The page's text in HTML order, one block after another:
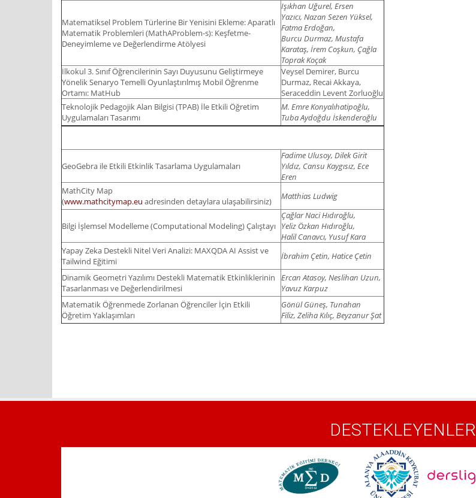
Matematiksel Problem Türlerine Bir Yenisini Ekleme: Aparatlı
Matematik Problemleri (MathAProblem-s): Keşfetme-
Deneyimleme ve Değerlendirme Atölyesi
Işıkhan Uğurel, Ersen
Yazıcı, Nazan Sezen Yüksel,
Fatma Erdoğan,
Burcu Durmaz, Mustafa
Karataş, İrem Coşkun, Çağla
Toprak Koçak
İlkokul 3. Sınıf Öğrencilerinin Sayı Duyusunu Geliştirmeye
Yönelik Senaryo Temelli Oyunlaştırılmış Mobil Öğrenme
Ortamı: MatHub
Veysel Demirer, Burcu
Durmaz, Recai Akkaya,
Seraceddin Levent Zorluoğlu
Teknolojik Pedagojik Alan Bilgisi (TPAB) İle Etkili Öğretim
Uygulamaları Tasarımı
M. Emre Konyalıhatipoğlu,
Tuba Aydoğdu İskenderoğlu
GeoGebra ile Etkili Etkinlik Tasarlama Uygulamaları
Fadime Ulusoy, Dilek Girit
Yıldız, Cansu Kaygısız, Ece
Eren
MathCity Map
(www.mathcitymap.eu adresinden detaylara ulaşabilirsiniz) Matthias Ludwig
Bilgi İşlemsel Modelleme (Computational Modeling) Çalıştayı
Çağlar Naci Hıdıroğlu,
Yeliz Özkan Hıdıroğlu,
Halil Canavcı, Yusuf Kara
Yapay Zeka Destekli Nitel Veri Analizi: MAXQDA AI Assist ve
Tailwind Eğitimi
İbrahim Çetin, Hatice Çetin
Dinamik Geometri Yazılımı Destekli Matematik Etkinliklerinin
Tasarlanması ve Değerlendirilmesi
Ercan Atasoy, Neslihan Uzun,
Yavuz Karpuz
Matematik Öğrenmede Zorlanan Öğrenciler İçin Etkili
Öğretim Yaklaşımları
Gönül Güneş, Tunahan
Filiz, Zeliha Kılıç, Beyzanur Şat
DESTEKLEYENLER